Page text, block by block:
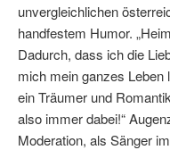
unvergleichlichen
handfestem Humor.
Dadurch, dass ich die
mich mein ganzes Leben
ein Träumer und
also immer dabei!“
Moderation, als Sänger